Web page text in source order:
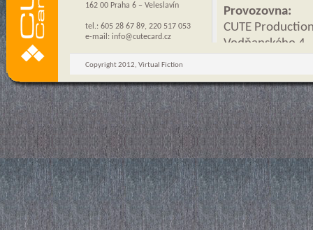
162 00 Praha 6 – Veleslavín
tel.: 605 28 67 89, 220 517 053
e-mail: info@cutecard.cz
Provozovna:
CUTE
Vodňanského 4
Copyright 2012, Virtual Fiction